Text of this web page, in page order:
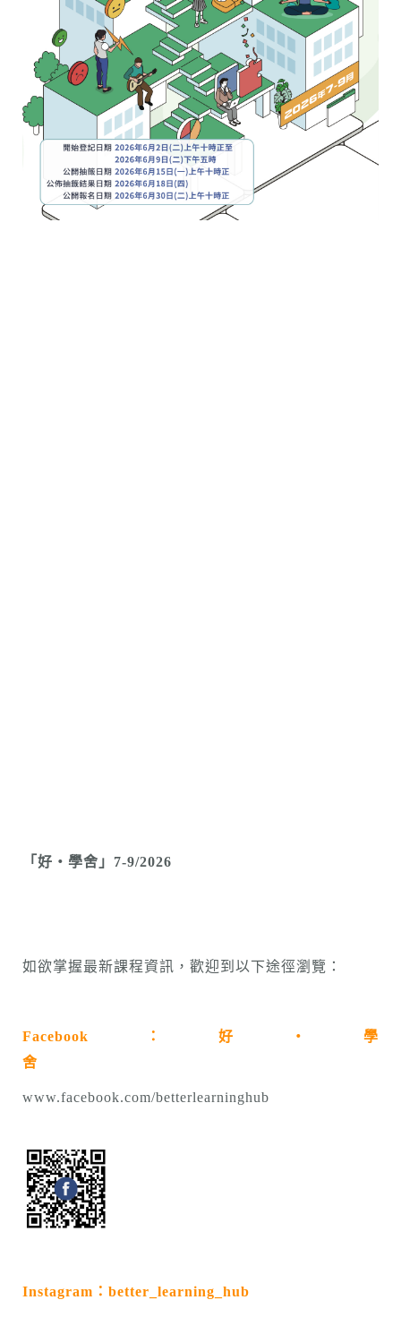
「好・學舍」7-9/2026
如欲掌握最新課程資訊，歡迎到以下途徑瀏覽：
Facebook：好・學
舍
www.facebook.com/betterlearninghub
Instagram：better_learning_hub